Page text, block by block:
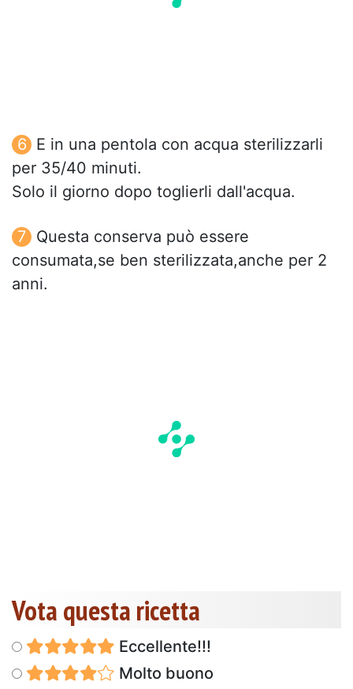
E in una pentola con acqua sterilizzarli
per 35/40 minuti.
Solo il giorno dopo toglierli dall'acqua.
Questa conserva può essere
consumata,se ben sterilizzata,anche per 2
anni.
Vota questa ricetta
Eccellente!!!
Molto buono